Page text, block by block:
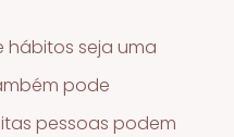
hábitos seja uma
pode
pessoas podem